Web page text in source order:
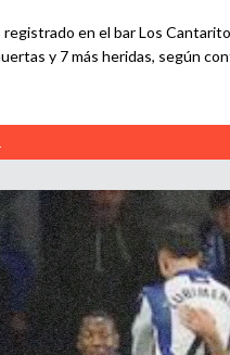
en el bar Los
y 7 más heridas, según